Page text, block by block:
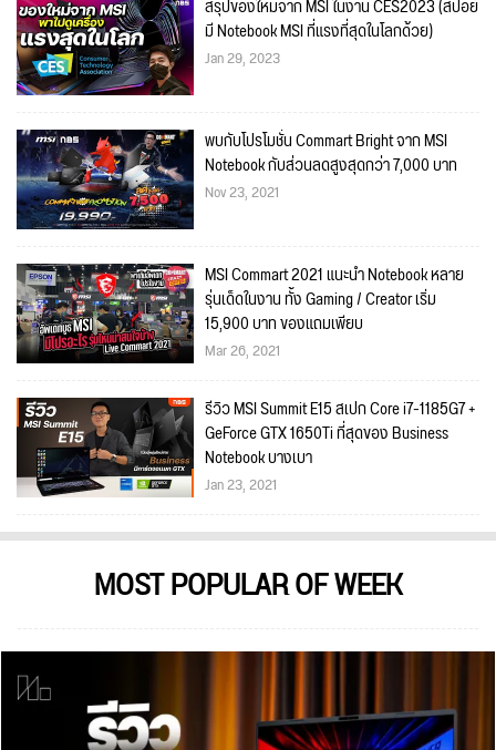
สรุปของใหม่จาก MSI ในงาน CES2023 (สปอย์
มี Notebook MSI ที่แรงที่สุดในโลกด้วย)
Jan 29, 2023
พบกับโปรโมชั่น Commart Bright จาก MSI
Notebook กับส่วนลดสูงสุดกว่า 7,000 บาท
Nov 23, 2021
MSI Commart 2021 แนะนำ Notebook หลาย
รุ่นเด็ดในงาน ทั้ง Gaming / Creator เริ่ม
15,900 บาท ของแถมเพียบ
Mar 26, 2021
รีวิว MSI Summit E15 สเปก Core i7-1185G7 +
GeForce GTX 1650Ti ที่สุดของ Business
Notebook บางเบา
Jan 23, 2021
MOST POPULAR OF WEEK